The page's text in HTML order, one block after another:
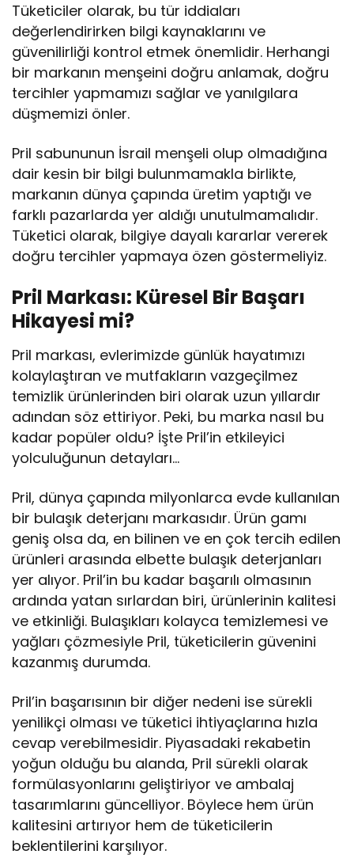
Tüketiciler olarak, bu tür iddiaları
değerlendirirken bilgi kaynaklarını ve
güvenilirliği kontrol etmek önemlidir. Herhangi
bir markanın menşeini doğru anlamak, doğru
tercihler yapmamızı sağlar ve yanılgılara
düşmemizi önler.
Pril sabununun İsrail menşeli olup olmadığına
dair kesin bir bilgi bulunmamakla birlikte,
markanın dünya çapında üretim yaptığı ve
farklı pazarlarda yer aldığı unutulmamalıdır.
Tüketici olarak, bilgiye dayalı kararlar vererek
doğru tercihler yapmaya özen göstermeliyiz.
Pril Markası: Küresel Bir Başarı
Hikayesi mi?
Pril markası, evlerimizde günlük hayatımızı
kolaylaştıran ve mutfakların vazgeçilmez
temizlik ürünlerinden biri olarak uzun yıllardır
adından söz ettiriyor. Peki, bu marka nasıl bu
kadar popüler oldu? İşte Pril’in etkileyici
yolculuğunun detayları…
Pril, dünya çapında milyonlarca evde kullanılan
bir bulaşık deterjanı markasıdır. Ürün gamı
geniş olsa da, en bilinen ve en çok tercih edilen
ürünleri arasında elbette bulaşık deterjanları
yer alıyor. Pril’in bu kadar başarılı olmasının
ardında yatan sırlardan biri, ürünlerinin kalitesi
ve etkinliği. Bulaşıkları kolayca temizlemesi ve
yağları çözmesiyle Pril, tüketicilerin güvenini
kazanmış durumda.
Pril’in başarısının bir diğer nedeni ise sürekli
yenilikçi olması ve tüketici ihtiyaçlarına hızla
cevap verebilmesidir. Piyasadaki rekabetin
yoğun olduğu bu alanda, Pril sürekli olarak
formülasyonlarını geliştiriyor ve ambalaj
tasarımlarını güncelliyor. Böylece hem ürün
kalitesini artırıyor hem de tüketicilerin
beklentilerini karşılıyor.